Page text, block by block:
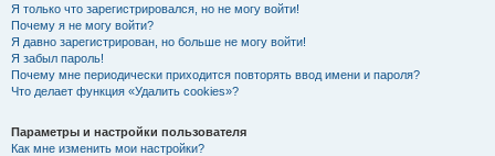
Я только что зарегистрировался, но не могу войти!
Почему я не могу войти?
Я давно зарегистрирован, но больше не могу войти!
Я забыл пароль!
Почему мне периодически приходится повторять ввод имени и пароля?
Что делает функция «Удалить cookies»?
Параметры и настройки пользователя
Как мне изменить мои настройки?